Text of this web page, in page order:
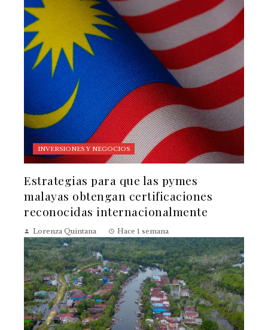
INVERSIONES Y NEGOCIOS
Estrategias para que las pymes
malayas obtengan certificaciones
reconocidas internacionalmente
Lorenza Quintana Hace 1 semana